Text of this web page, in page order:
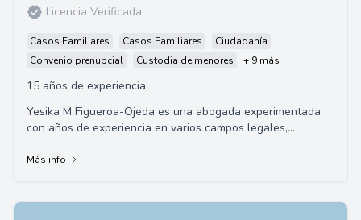
Licencia Verificada
Casos Familiares Casos Familiares
Ciudadanía
Convenio prenupcial
Custodia de menores + 9 más
15 años de experiencia
Yesika M Figueroa-Ojeda es una abogada experimentada
con años de experiencia en varios campos legales,
Más info